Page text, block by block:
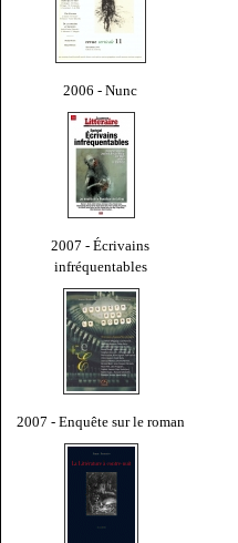
2006 - Nunc
2007 - Écrivains
infréquentables
2007 - Enquête sur le roman